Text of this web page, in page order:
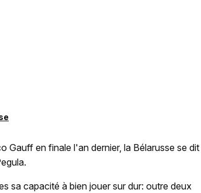
Gauff en finale l'an dernier, la Bélarusse se dit
sa capacité à bien jouer sur dur: outre deux